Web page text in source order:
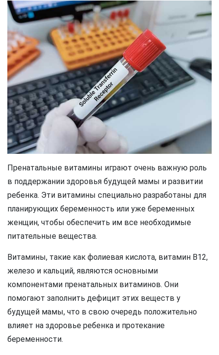
Пренатальные витамины играют очень важную роль
в поддержании здоровья будущей мамы и развитии
ребенка. Эти витамины специально разработаны для
планирующих беременность или уже беременных
женщин, чтобы обеспечить им все необходимые
питательные вещества.
Витамины, такие как фолиевая кислота, витамин В12,
железо и кальций, являются основными
компонентами пренатальных витаминов. Они
помогают заполнить дефицит этих веществ у
будущей мамы, что в свою очередь положительно
влияет на здоровье ребенка и протекание
беременности.